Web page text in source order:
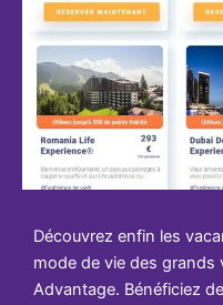
Découvrez enfin les
mode de vie des grands
Advantage. Bénéficiez